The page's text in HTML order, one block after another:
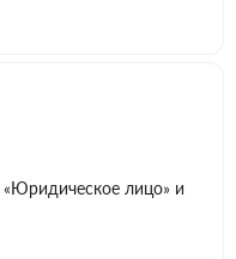
лицо» и